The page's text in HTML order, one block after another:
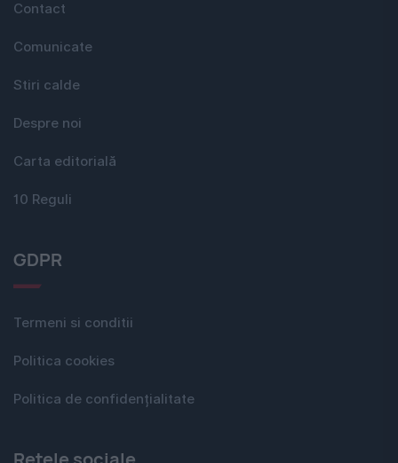
Contact
Comunicate
Stiri calde
Despre noi
Carta editorială
10 Reguli
GDPR
Termeni si conditii
Politica cookies
Politica de confidențialitate